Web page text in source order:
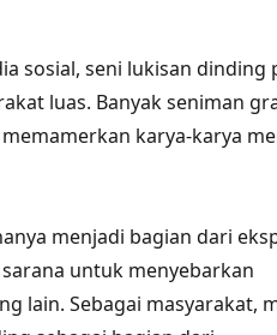
sosial, seni lukisan dinding
luas. Banyak seniman
karya-karya
menjadi bagian dari
untuk menyebarkan
lain. Sebagai masyarakat,